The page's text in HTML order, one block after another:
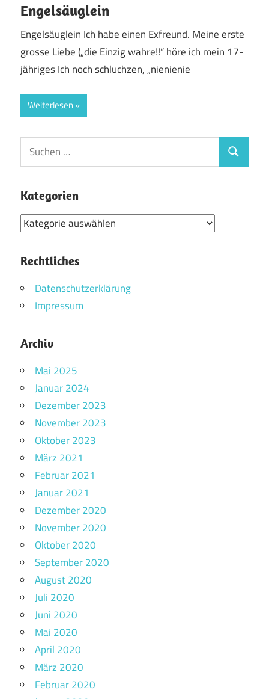
Engelsäuglein
Engelsäuglein Ich habe einen Exfreund. Meine erste
grosse Liebe („die Einzig wahre!!“ höre ich mein 17-
jähriges Ich noch schluchzen, „nienienie
Weiterlesen
Suchen
nach:
Suchen
Kategorien
Kategorien
Rechtliches
Datenschutzerklärung
Impressum
Archiv
Mai 2025
Januar 2024
Dezember 2023
November 2023
Oktober 2023
März 2021
Februar 2021
Januar 2021
Dezember 2020
November 2020
Oktober 2020
September 2020
August 2020
Juli 2020
Juni 2020
Mai 2020
April 2020
März 2020
Februar 2020